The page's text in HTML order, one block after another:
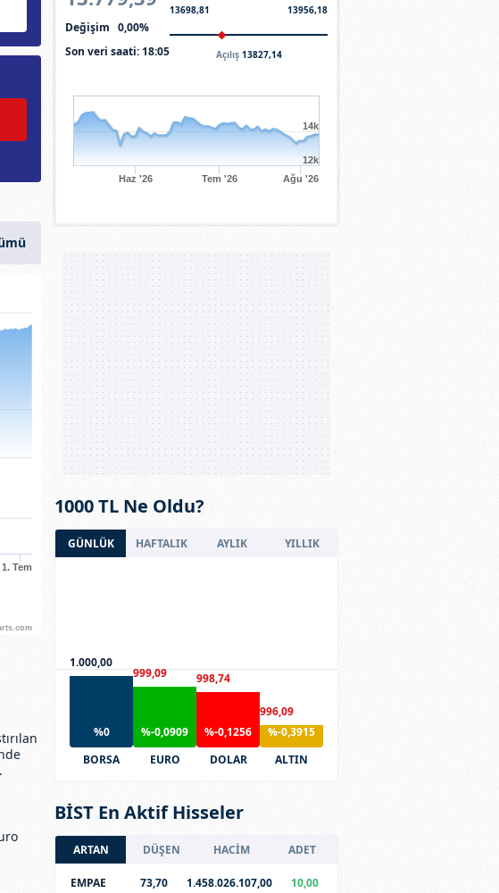
1. Tem
Değişim 0,00%
Son veri saati: 18:05
13698,81
13956,18
Açılış 13827,14
Haz '26 Tem '26 Ağu '26
12k
14k
1000 TL Ne Oldu?
GÜNLÜK HAFTALIK AYLIK YILLIK
1.000,00
%0
BORSA
999,09
%-0,0909
EURO
998,74
%-0,1256
DOLAR
996,09
%-0,3915
ALTIN
BİST En Aktif Hisseler
ARTAN DÜŞEN HACİM ADET
EMPAE 73,70 1.458.026.107,00 10,00